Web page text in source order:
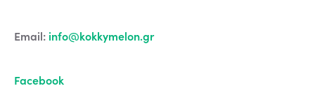
Email: info@kokkymelon.gr
Facebook